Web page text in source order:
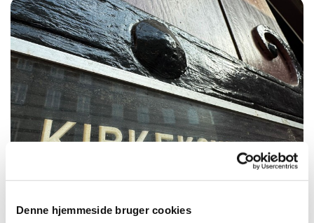
Denne hjemmeside bruger cookies
© Bo Nygaard Larsen
november